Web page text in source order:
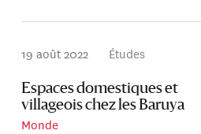
19 août 2022 Études
Espaces domestiques et
villageois chez les Baruya
Monde